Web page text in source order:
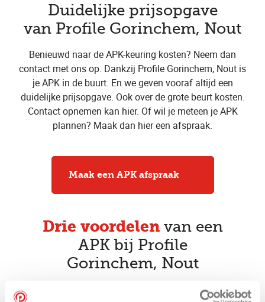
Duidelijke prijsopgave
van Profile Gorinchem, Nout
Benieuwd naar de APK-keuring kosten? Neem dan
contact met ons op. Dankzij Profile Gorinchem, Nout is
je APK in de buurt. En we geven vooraf altijd een
duidelijke prijsopgave. Ook over de grote beurt kosten.
Contact opnemen kan hier. Of wil je meteen je APK
plannen? Maak dan hier een afspraak.
Maak een APK afspraak
Drie voordelen van een
APK bij Profile
Gorinchem, Nout
Vakkundige APK keurmeesters